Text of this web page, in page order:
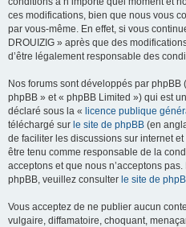
ces modifications, bien que nous vous
par vous-même. En effet, si vous
DROUIZIG » après que des
d’être légalement responsable des
Nos forums sont développés par phpBB
phpBB » et « phpBB Limited ») qui est
déclaré sous la « licence publique
téléchargé sur le site de phpBB (en
de faciliter les discussions sur internet
être tenu comme responsable de la
acceptons et que nous n’acceptons
phpBB, veuillez consulter le site de
Vous acceptez de ne publier aucun
vulgaire, diffamatoire, choquant,